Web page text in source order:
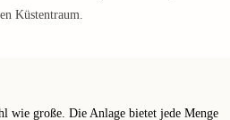
Küstentraum.
wie große. Die Anlage bietet jede Menge